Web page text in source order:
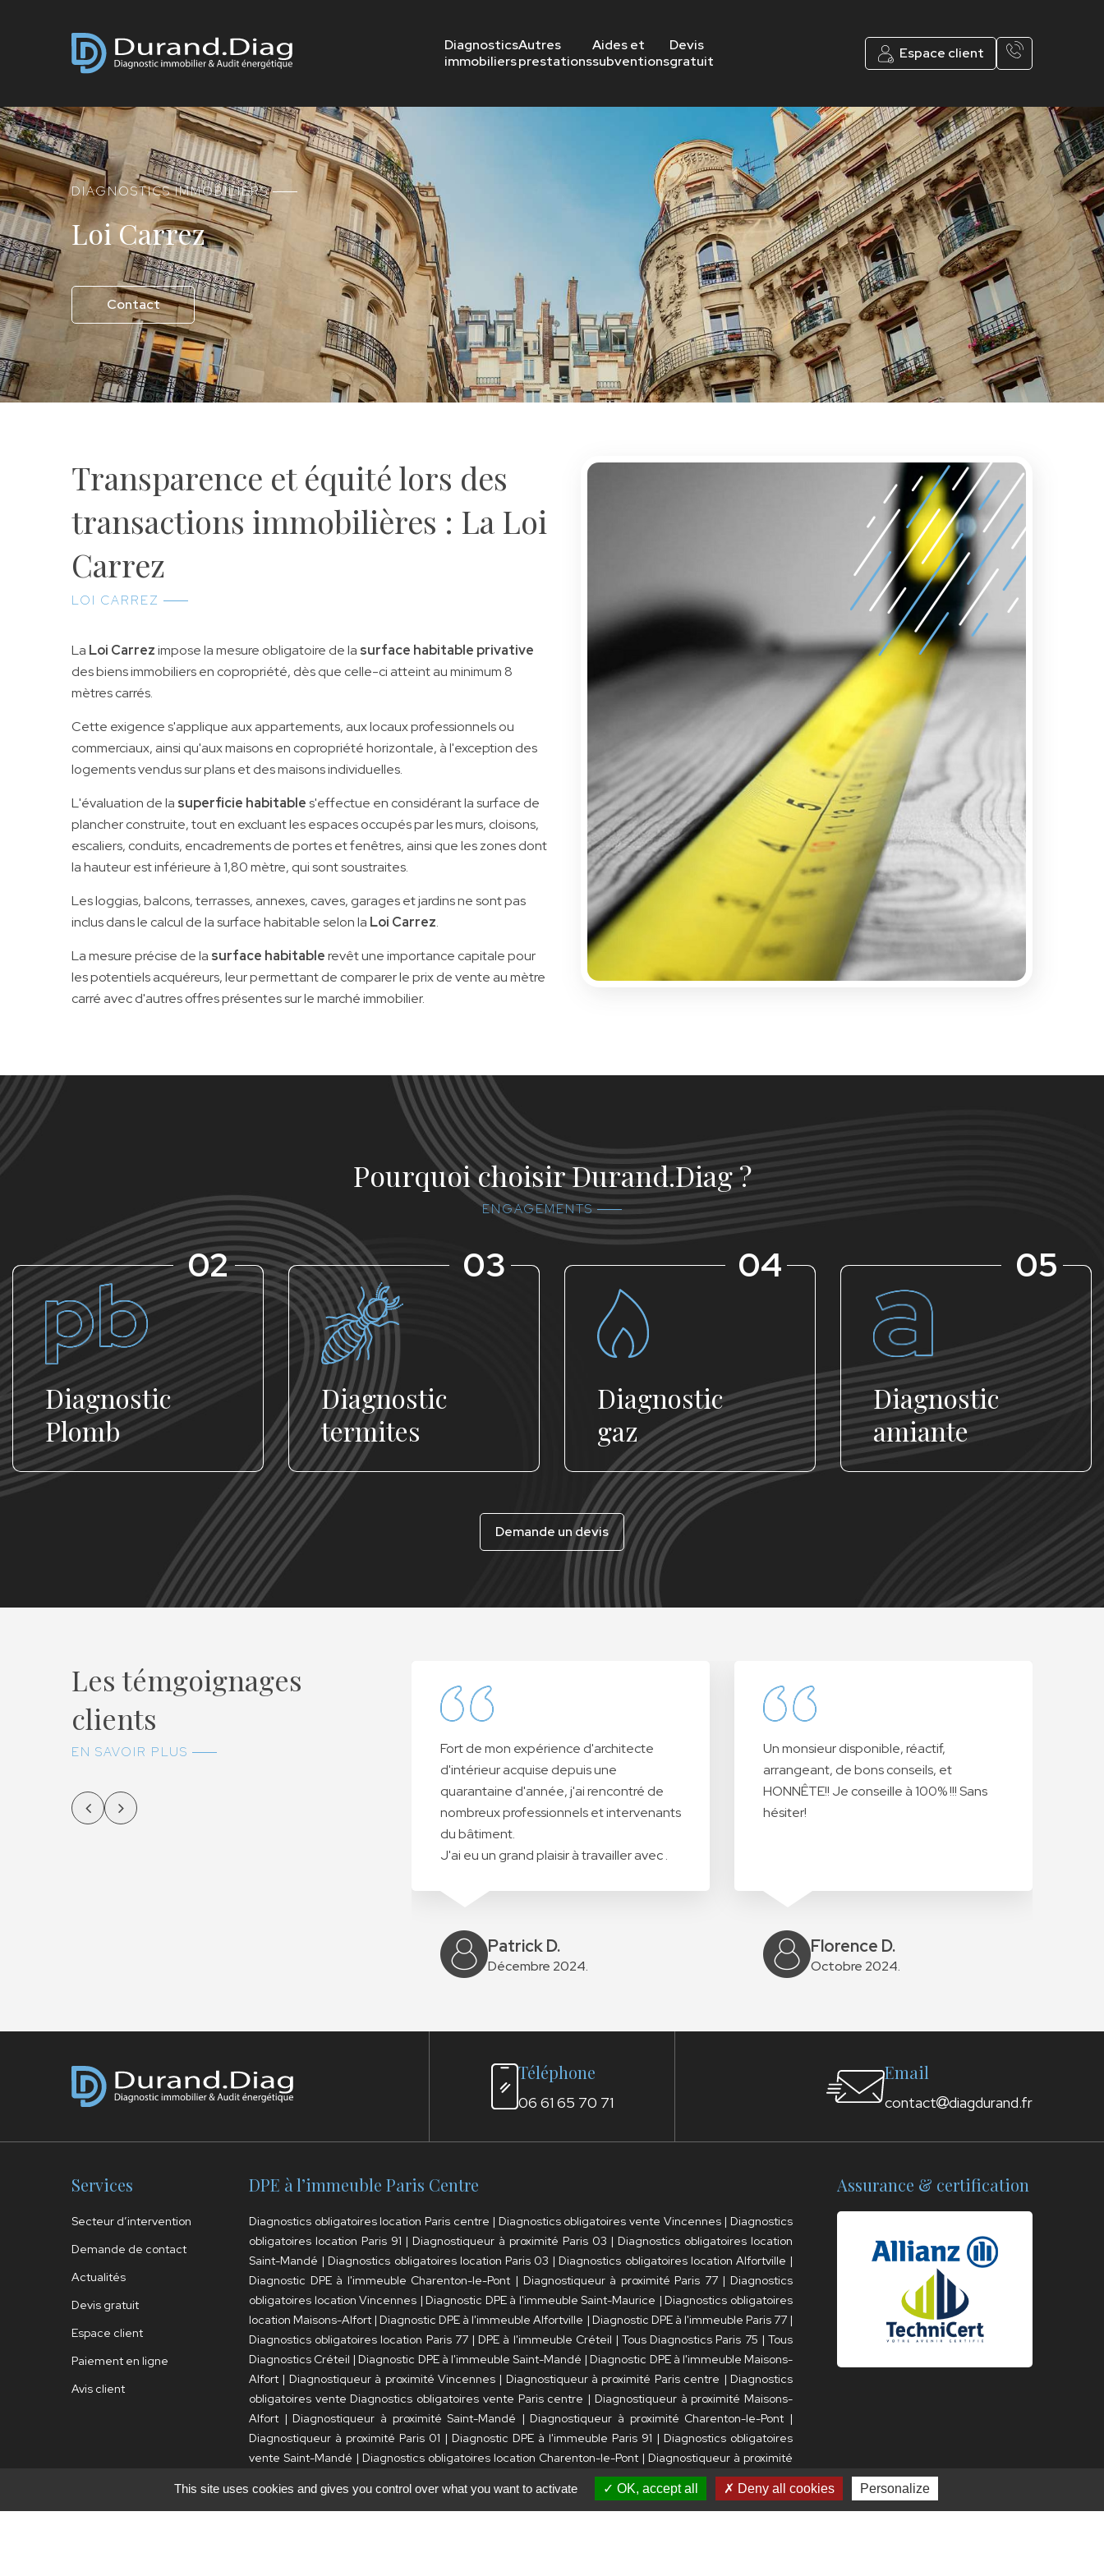
Diagnostics
immobiliers
Autres
prestations
Aides et
subventions
Devis
gratuit
Espace client
DIAGNOSTICS IMMOBILIERS
Loi Carrez
Contact
Transparence et équité lors des
transactions immobilières : La Loi
Carrez
LOI CARREZ
La Loi Carrezimpose la mesure obligatoire de la surface habitable privative
des biens immobiliers en copropriété, dès que celle-ci atteint au minimum 8
mètres carrés.
Cette exigence s'applique aux appartements, aux locaux professionnels ou
commerciaux, ainsi qu'aux maisons en copropriété horizontale, à l'exception des
logements vendus sur plans et des maisons individuelles.
L'évaluation de la superficie habitables'effectue en considérant la surface de
plancher construite, tout en excluant les espaces occupés par les murs, cloisons,
escaliers, conduits, encadrements de portes et fenêtres, ainsi que les zones dont
la hauteur est inférieure à 1,80 mètre, qui sont soustraites.
Les loggias, balcons, terrasses, annexes, caves, garages et jardins ne sont pas
inclus dans le calcul de la surface habitable selon la Loi Carrez.
La mesure précise de la surface habitablerevêt une importance capitale pour
les potentiels acquéreurs, leur permettant de comparer le prix de vente au mètre
carré avec d'autres offres présentes sur le marché immobilier.
Pourquoi choisir Durand.Diag ?
ENGAGEMENTS
02
Diagnostic
Plomb
03
Diagnostic
termites
04
Diagnostic
gaz
05
Diagnostic
amiante
Demande un devis
Les témgoignages
clients
EN SAVOIR PLUS
Un monsieur disponible, réactif,
HONNÊTE!! Je conseille à 100% !!! Sans
hésiter!
Fort de mon expérience d'architecte
d'intérieur acquise depuis une
quarantaine d'année, j'ai rencontré de
nombreux professionnels et intervenants
du bâtiment.
J'ai eu un grand plaisir à travailler avec .
Patrick D.
Décembre 2024.
Un monsieur disponible, réactif,
arrangeant, de bons conseils, et
HONNÊTE!! Je conseille à 100% !!! Sans
hésiter!
Florence D.
Octobre 2024.
Téléphone
06 61 65 70 71
Email
contact diagdurand.fr
Services
Secteur d’intervention
Demande de contact
Actualités
Devis gratuit
Espace client
Paiement en ligne
Avis client
DPE à l’immeuble Paris Centre
Diagnostics obligatoires location Paris centre | Diagnostics obligatoires vente Vincennes| Diagnostics
obligatoires location Paris 91 | Diagnostiqueur à proximité Paris 03 | Diagnostics obligatoires location
Saint-Mandé | Diagnostics obligatoires location Paris 03 | Diagnostics obligatoires location Alfortville |
Diagnostic DPE à l'immeuble Charenton-le-Pont | Diagnostiqueur à proximité Paris 77| Diagnostics
obligatoires location Vincennes | Diagnostic DPE à l'immeuble Saint-Maurice | Diagnostics obligatoires
location Maisons-Alfort | Diagnostic DPE à l'immeuble Alfortville | Diagnostic DPE à l'immeuble Paris 77|
Diagnostics obligatoires location Paris 77| DPE à l'immeuble Créteil |Tous Diagnostics Paris 75 | Tous
Diagnostics Créteil | Diagnostic DPE à l'immeuble Saint-Mandé | Diagnostic DPE à l'immeuble Maisons-
Alfort | Diagnostiqueur à proximité Vincennes| Diagnostiqueur à proximité Paris centre | Diagnostics
obligatoires vente Diagnostics obligatoires vente Paris centre | Diagnostiqueur à proximité Maisons-
Alfort | Diagnostiqueur à proximité Saint-Mandé | Diagnostiqueur à proximité Charenton-le-Pont |
Diagnostiqueur à proximité Paris 01 | Diagnostic DPE à l'immeuble Paris 91 | Diagnostics obligatoires
vente Saint-Mandé | Diagnostics obligatoires location Charenton-le-Pont | Diagnostiqueur à proximité
DPE à l'immeuble Paris 75|
Diagnostic DPE
à l'immeuble Vincennes|Diagnostiqueur à proximité Saint-Maurice|Diagnostiqueur à proximité
Assurance & certification
This site uses cookies and gives you control over what you want to activate OK, accept all Deny all cookies Personalize